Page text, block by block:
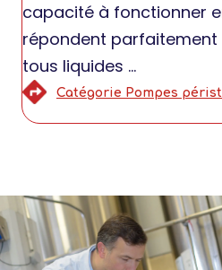
capacité à fonctionner
répondent
tous liquides ...
Catégorie Pompes